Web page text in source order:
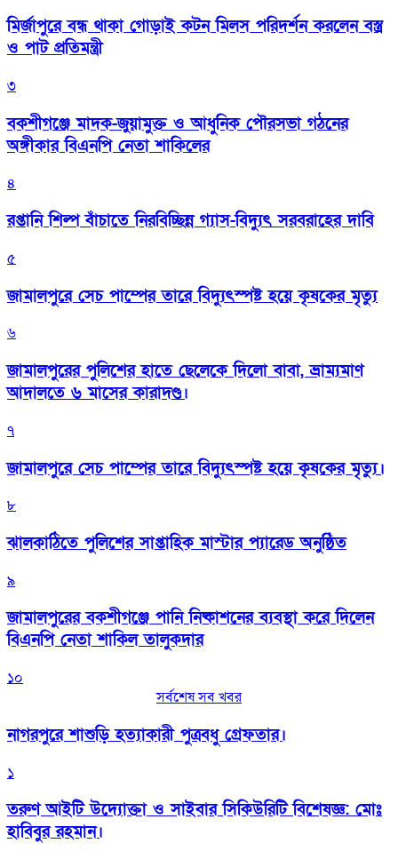
মির্জাপুরে বন্ধ থাকা গোড়াই কটন মিলস পরিদর্শন করলেন বস্ত্র
ও পাট প্রতিমন্ত্রী
৩
বকশীগঞ্জে মাদক-জুয়ামুক্ত ও আধুনিক পৌরসভা গঠনের
অঙ্গীকার বিএনপি নেতা শাকিলের
৪
রপ্তানি শিল্প বাঁচাতে নিরবিচ্ছিন্ন গ্যাস-বিদ্যুৎ সরবরাহের দাবি
৫
জামালপুরে সেচ পাম্পের তারে বিদ্যুৎস্পষ্ট হয়ে কৃষকের মৃত্যু
৬
জামালপুরের পুলিশের হাতে ছেলেকে দিলো বাবা, ভ্রাম্যমাণ
আদালতে ৬ মাসের কারাদণ্ড।
৭
জামালপুরে সেচ পাম্পের তারে বিদ্যুৎস্পষ্ট হয়ে কৃষকের মৃত্যু।
৮
‎ঝালকাঠিতে পুলিশের সাপ্তাহিক মাস্টার প্যারেড অনুষ্ঠিত
৯
জামালপুরের বকশীগঞ্জে পানি নিষ্কাশনের ব্যবস্থা করে দিলেন
বিএনপি নেতা শাকিল তালুকদার
১০
সর্বশেষ সব খবর
নাগরপুরে শাশুড়ি হত্যাকারী পুত্রবধু গ্রেফতার।
১
তরুণ আইটি উদ্যোক্তা ও সাইবার সিকিউরিটি বিশেষজ্ঞ: মোঃ
হাবিবুর রহমান।